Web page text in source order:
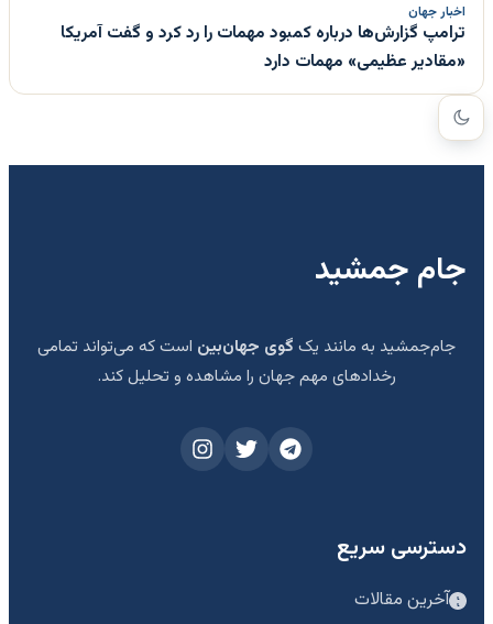
اخبار جهان
ترامپ گزارش‌ها درباره کمبود مهمات را رد کرد و گفت آمریکا
«مقادیر عظیمی» مهمات دارد
جام جمشید
جام‌جمشید به مانند یک گوی جهان‌بین است که می‌تواند تمامی
رخدادهای مهم جهان را مشاهده و تحلیل کند.
دسترسی سریع
آخرین مقالات